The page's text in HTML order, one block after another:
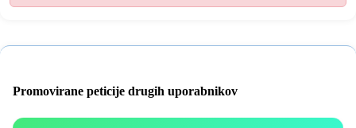
Promovirane peticije drugih uporabnikov